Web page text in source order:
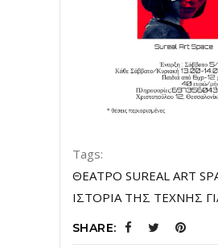
Tags:
ΘΕΑΤΡΟ SUREAL ART
ΙΣΤΟΡΙΑ ΤΗΣ ΤΕΧΝΗΣ
SHARE: